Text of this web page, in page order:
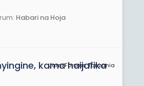
Habari na Hoja
JamiiForums Tanzania
kama haijafika